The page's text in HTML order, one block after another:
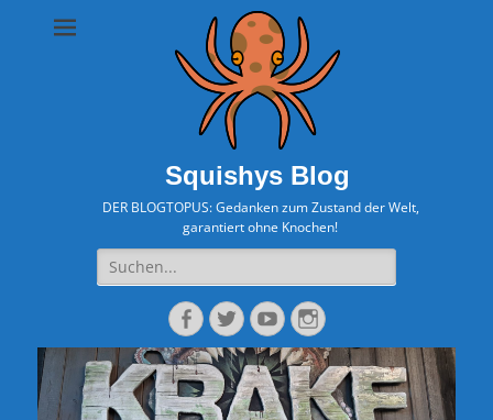
Squishys Blog
DER BLOGTOPUS: Gedanken zum Zustand der Welt,
garantiert ohne Knochen!
Suche
nach:
Facebook
TwitterYouTubeInstagram